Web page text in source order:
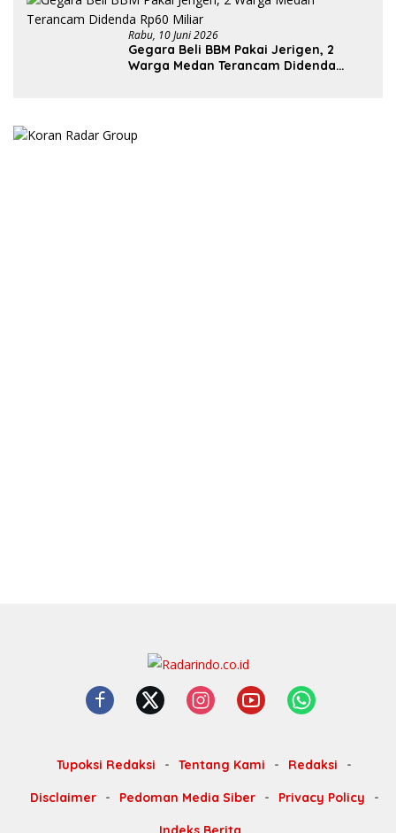
Rabu, 10 Juni 2026
Gegara Beli BBM Pakai Jerigen, 2
Warga Medan Terancam Didenda
Tupoksi Redaksi Tentang Kami Redaksi
Disclaimer Pedoman Media Siber Privacy Policy